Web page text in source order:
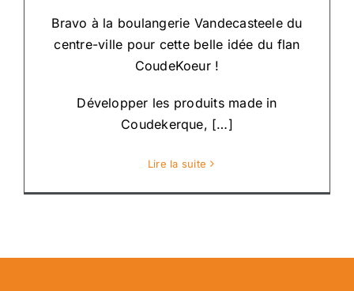
Bravo à la boulangerie Vandecasteele du
centre-ville pour cette belle idée du flan
CoudeKoeur !
Développer les produits made in
Coudekerque, […]
Lire la suite